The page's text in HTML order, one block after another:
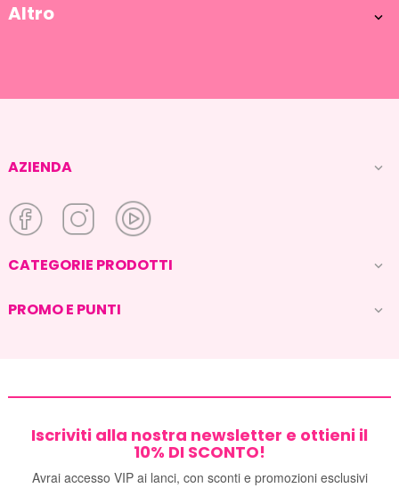
Altro 
AZIENDA 
CATEGORIE PRODOTTI 
PROMO E PUNTI 
Iscriviti alla nostra newsletter e ottieni il
10% DI SCONTO!
Avrai accesso VIP ai lanci, con sconti e promozioni esclusivi